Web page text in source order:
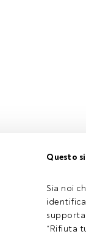
Questo
Sia noi
“Rifiuta